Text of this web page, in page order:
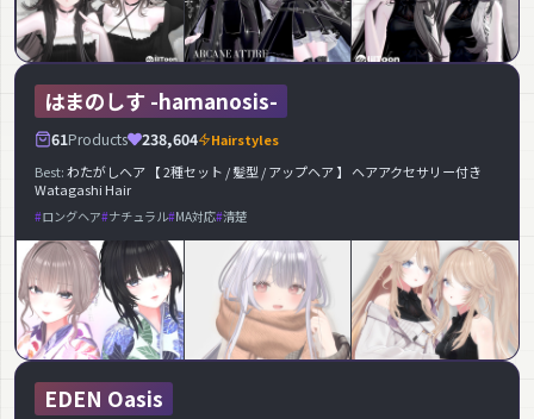
はまのしす -hamanosis-
61Products 238,604
Hairstyles
Best:わたがしヘア 【 2種セット / 髪型 / アップヘア 】 ヘアアクセサリー付き
Watagashi Hair
ロングヘア ナチュラル MA対応 清楚
EDEN Oasis